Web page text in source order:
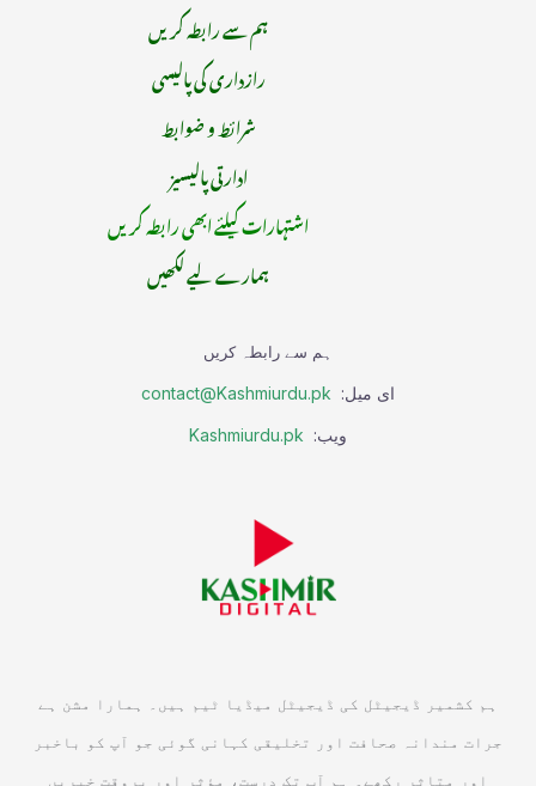
ہم سے رابطہ کریں
رازداری کی پالیسی
شرائط و ضوابط
ادارتی پالیسیز
اشتہارات کیلئے ابھی رابطہ کریں
ہمارے لیے لکھیں
ہم سے رابطہ کریں
ای میل: contact@Kashmiurdu.pk
ویب: Kashmiurdu.pk
ہم کشمیر ڈیجیٹل کی ڈیجیٹل میڈیا ٹیم ہیں۔ ہمارا مشن ہے
جرات مندانہ صحافت اور تخلیقی کہانی گوئی جو آپ کو باخبر
اور متاثر رکھے۔ ہم آپ تک درست، مؤثر اور بروقت خبریں